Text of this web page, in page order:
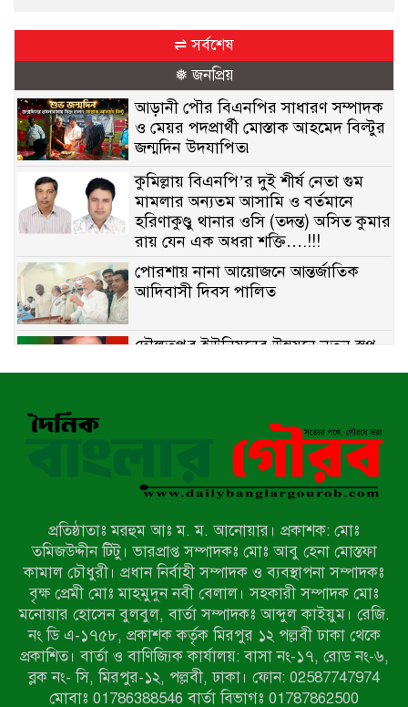
⇌ সর্বশেষ
❅ জনপ্রিয়
আড়ানী পৌর বিএনপির সাধারণ সম্পাদক
ও মেয়র পদপ্রার্থী মোস্তাক আহমেদ বিল্টুর
জন্মদিন উদযাপিত৷
কুমিল্লায় বিএনপি’র দুই শীর্ষ নেতা গুম
মামলার অন্যতম আসামি ও বর্তমানে
হরিণাকুণ্ডু থানার ওসি (তদন্ত) অসিত কুমার
রায় যেন এক অধরা শক্তি….!!!
পোরশায় নানা আয়োজনে আন্তর্জাতিক
আদিবাসী দিবস পালিত
দৌলতপুর ইউনিয়নের উন্নয়নে নতুন স্বপ্ন
বাকেরগঞ্জে নিষিদ্ধ জালের বিরুদ্ধে
অভিযান, দুই ব্যবসায়ীকে ১ লাখ টাকা
রাজশাহীর মহানগরীতে মাদক বিরোধী
আদমদীঘিতে শুমারি স্বেচ্ছাসেবী নিয়োগে
যোগ্যতার ভিত্তিতে তালিকা প্রকাশ;
নির্বাচিতদের আ.লীগ ট্যাগে প্রচারণা
সংবাদ প্রকাশের জেরে সাংবাদিককে দেখে
নেওয়ার হুমকি দিলেন দোড়া মাদরাসার
পরিচয় দেওয়া সভাপতি
প্রতিষ্ঠাতাঃ মরহুম আঃ ম. ম. আনোয়ার। প্রকাশক: মোঃ
তমিজউদ্দীন টিটু। ভারপ্রাপ্ত সম্পাদকঃ মোঃ আবু হেনা মোস্তফা
কামাল চৌধুরী। প্রধান নির্বাহী সম্পাদক ও ব্যবস্থাপনা সম্পাদকঃ
বৃক্ষ প্রেমী মোঃ মাহমুদুন নবী বেলাল। সহকারী সম্পাদক মোঃ
মনোয়ার হোসেন বুলবুল, বার্তা সম্পাদকঃ আব্দুল কাইয়ুম। রেজি.
নং ডি এ-১৭৫৮, প্রকাশক কর্তৃক মিরপুর ১২ পল্লবী ঢাকা থেকে
প্রকাশিত। বার্তা ও বাণিজ্যিক কার্যালয়: বাসা নং-১৭, রোড নং-৬,
ব্লক নং- সি, মিরপুর-১২, পল্লবী, ঢাকা। ফোন: 02587747974
মোবাঃ 01786388546 বার্তা বিভাগঃ 01787862500